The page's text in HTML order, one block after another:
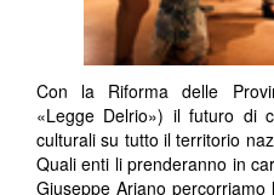
Con la Riforma delle
«Legge Delrio») il futuro di
culturali su tutto il territorio
Quali enti li prenderanno in
Giuseppe Ariano